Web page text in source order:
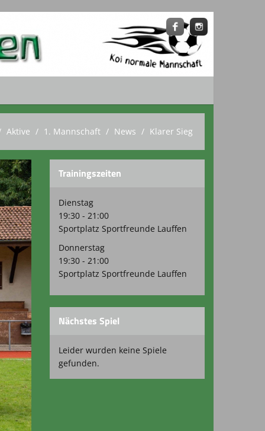
Aktive 1. Mannschaft News Klarer Sieg
Trainingszeiten
Dienstag
19:30 - 21:00
Sportplatz Sportfreunde Lauffen
Donnerstag
19:30 - 21:00
Sportplatz Sportfreunde Lauffen
Nächstes Spiel
Leider wurden keine Spiele
gefunden.